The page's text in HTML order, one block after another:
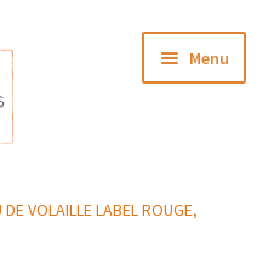
Menu
DE VOLAILLE LABEL ROUGE,